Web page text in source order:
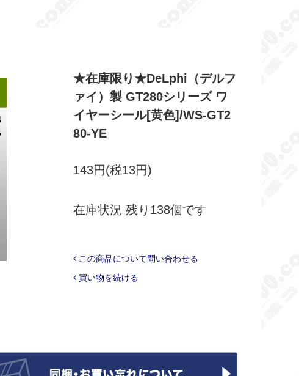
★在庫限り★DeLphi（デルフ
ァイ）製 GT280シリーズ ワ
イヤーシール[黄色]/WS-GT2
80-YE
143円(税13円)
在庫状況 残り138個です
この商品について問い合わせる
買い物を続ける